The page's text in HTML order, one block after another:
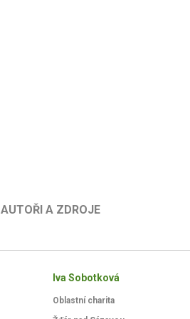
AUTOŘI A ZDROJE
Iva Sobotková
Oblastní charita